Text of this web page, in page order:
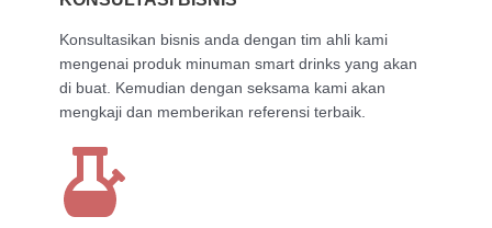
Konsultasikan bisnis anda dengan tim ahli kami
mengenai produk minuman smart drinks yang akan
di buat. Kemudian dengan seksama kami akan
mengkaji dan memberikan referensi terbaik.